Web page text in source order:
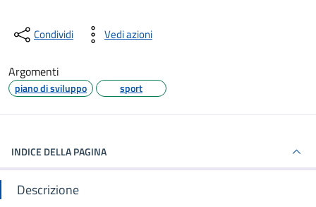
Condividi Vedi azioni
Argomenti
piano di sviluppo sport
INDICE DELLA PAGINA
Descrizione